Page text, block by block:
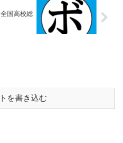
国高校総
を書き込む